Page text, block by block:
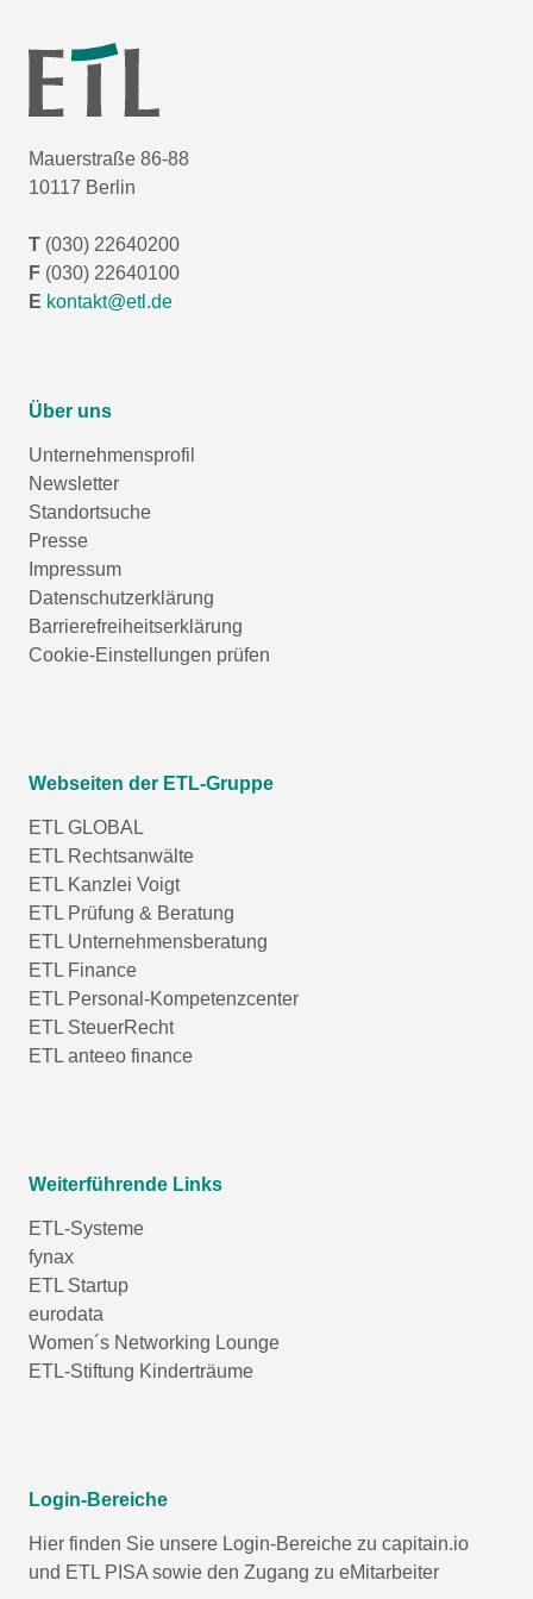
Mauerstraße 86-88
10117 Berlin
T (030) 22640200
F (030) 22640100
E kontakt@etl.de
Über uns
Unternehmensprofil
Newsletter
Standortsuche
Presse
Impressum
Datenschutzerklärung
Barrierefreiheitserklärung
Cookie-Einstellungen prüfen
Webseiten der ETL-Gruppe
ETL GLOBAL
ETL Rechtsanwälte
ETL Kanzlei Voigt
ETL Prüfung & Beratung
ETL Unternehmensberatung
ETL Finance
ETL Personal-Kompetenzcenter
ETL SteuerRecht
ETL anteeo finance
Weiterführende Links
ETL-Systeme
fynax
ETL Startup
eurodata
Women´s Networking Lounge
ETL-Stiftung Kinderträume
Login-Bereiche
Hier finden Sie unsere Login-Bereiche zu capitain.io
und ETL PISA sowie den Zugang zu eMitarbeiter